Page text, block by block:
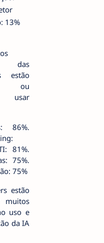
13%
das
estão
ou
usar
86%.
81%.
75%.
75%
estão
muitos
uso e
da IA